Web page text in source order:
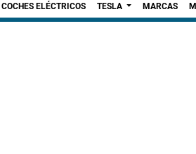
COCHES ELÉCTRICOS TESLA MARCAS